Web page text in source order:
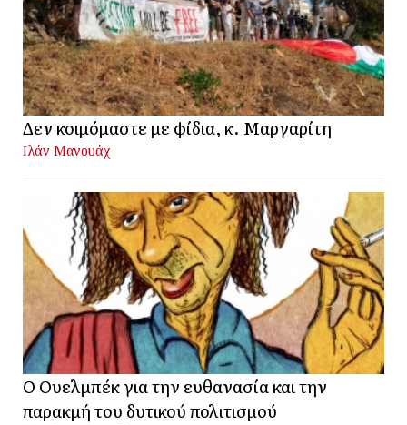
Δεν κοιμόμαστε με φίδια, κ. Μαργαρίτη
Ιλάν Μανουάχ
Ο Ουελμπέκ για την ευθανασία και την
παρακμή του δυτικού πολιτισμού